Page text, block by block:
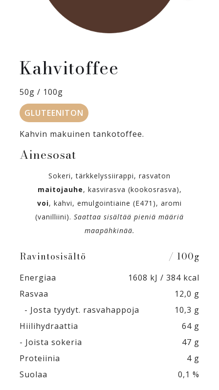
Kahvitoffee
50g / 100g
GLUTEENITON
Kahvin makuinen tankotoffee.
Ainesosat
Sokeri, tärkkelyssiirappi, rasvaton
maitojauhe, kasvirasva (kookosrasva),
voi, kahvi, emulgointiaine (E471), aromi
(vanilliini). Saattaa sisältää pieniä määriä
maapähkinää.
Ravintosisältö / 100g
Energiaa
1608 kJ / 384 kcal
Rasvaa
12,0 g
- Josta tyydyt. rasvahappoja
10,3 g
Hiilihydraattia
64 g
- Joista sokeria
47 g
Proteiinia
4 g
Suolaa
0,1 %